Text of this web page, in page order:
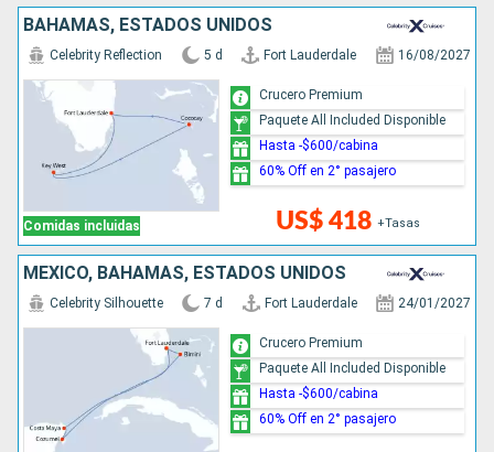
BAHAMAS, ESTADOS UNIDOS
Comidas incluidas
Celebrity Reflection 5 d Fort Lauderdale 16/08/2027
US$ 418 +Tasas
Crucero Premium
Paquete All Included Disponible
Hasta -$600/cabina
60% Off en 2° pasajero
MÉXICO, BAHAMAS, ESTADOS UNIDOS
Celebrity Silhouette 7 d Fort Lauderdale 24/01/2027
Crucero Premium
Paquete All Included Disponible
Hasta -$600/cabina
60% Off en 2° pasajero